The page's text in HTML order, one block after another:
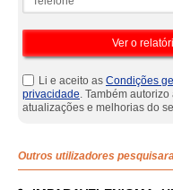
Li e aceito as Condições
privacidade. Também
atualizações e melhorias do
Outros utilizadores